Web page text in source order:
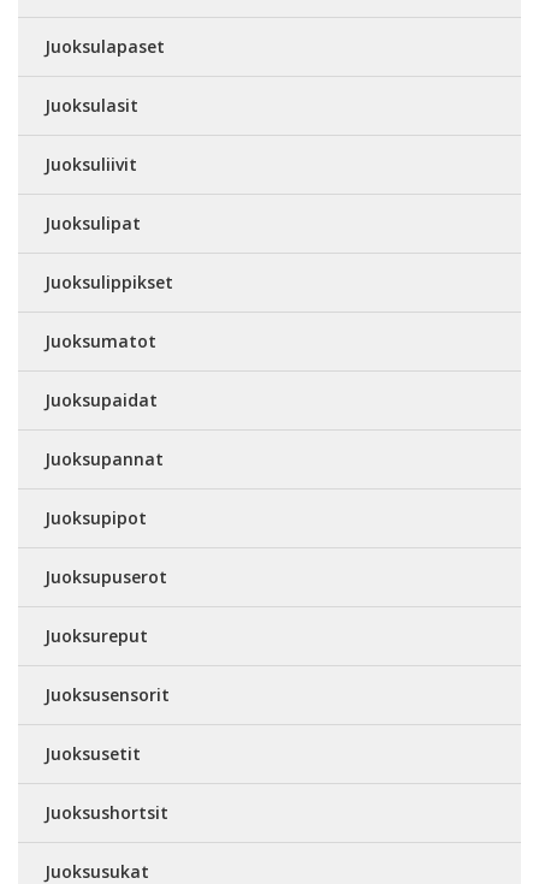
Juoksulapaset
Juoksulasit
Juoksuliivit
Juoksulipat
Juoksulippikset
Juoksumatot
Juoksupaidat
Juoksupannat
Juoksupipot
Juoksupuserot
Juoksureput
Juoksusensorit
Juoksusetit
Juoksushortsit
Juoksusukat